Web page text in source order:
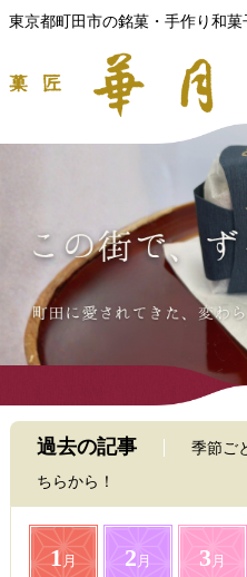
東京都町田市の銘菓・手作り和菓
過去の記事
季節ご
ちらから！
1月 2 月 3 月